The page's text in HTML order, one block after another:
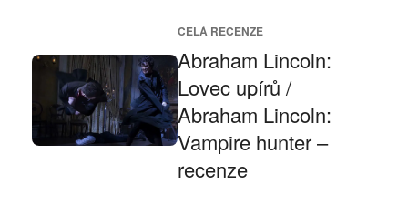
CELÁ RECENZE
Abraham Lincoln:
Lovec upírů /
Abraham Lincoln:
Vampire hunter –
recenze